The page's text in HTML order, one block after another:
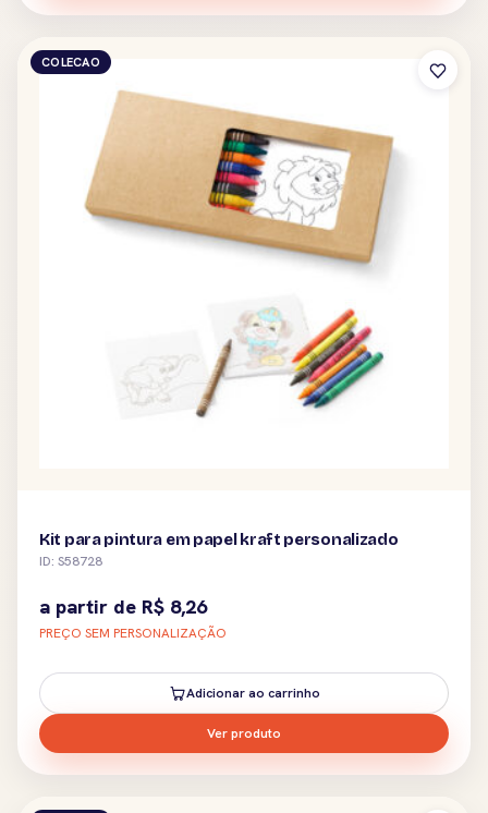
COLECAO
Kit para pintura em papel kraft personalizado
ID: S58728
a partir de R$ 8,26
PREÇO SEM PERSONALIZAÇÃO
Adicionar ao carrinho
Ver produto